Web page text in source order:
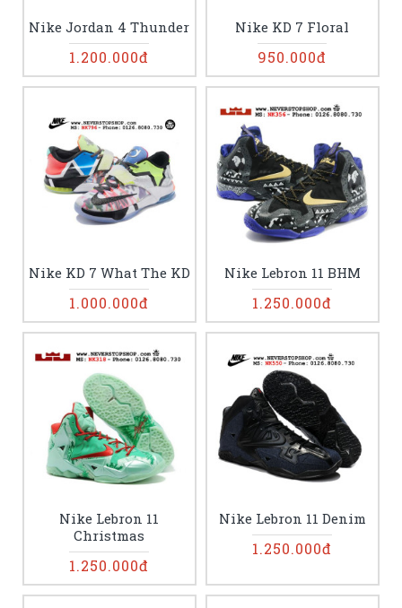
Nike Jordan 4 Thunder
1.200.000đ
Nike KD 7 Floral
950.000đ
Nike KD 7 What The KD
1.000.000đ
Nike Lebron 11 BHM
1.250.000đ
Nike Lebron 11
Christmas
1.250.000đ
Nike Lebron 11 Denim
1.250.000đ